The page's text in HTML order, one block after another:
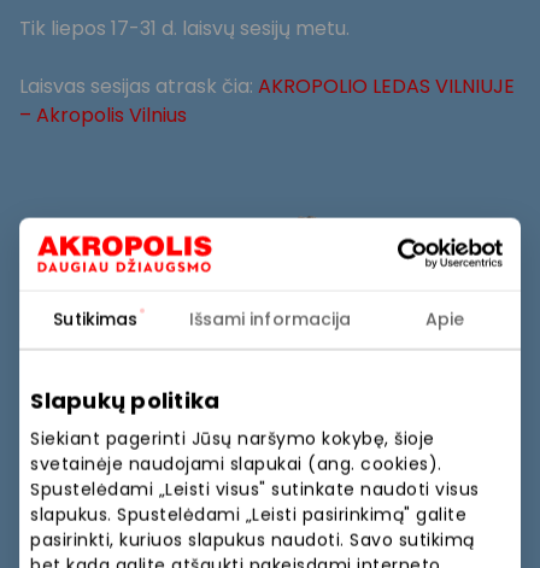
Sutikimas Išsami informacija Apie
Slapukų politika
Siekiant pagerinti Jūsų naršymo kokybę, šioje
svetainėje naudojami slapukai (ang. cookies).
Spustelėdami „Leisti visus" sutinkate naudoti visus
slapukus. Spustelėdami „Leisti pasirinkimą" galite
pasirinkti, kuriuos slapukus naudoti. Savo sutikimą
Tik liepos 17-31 d. laisvų sesijų metu.
Laisvas sesijas atrask čia: AKROPOLIO LEDAS VILNIUJE
– Akropolis Vilnius